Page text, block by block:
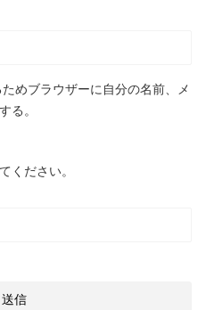
めブラウザーに自分の名前、メ
る。
ください。